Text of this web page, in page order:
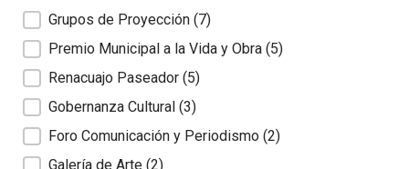
Grupos de Proyección (7)
Premio Municipal a la Vida y Obra (5)
Renacuajo Paseador (5)
Gobernanza Cultural (3)
Foro Comunicación y Periodismo (2)
Galería de Arte (2)